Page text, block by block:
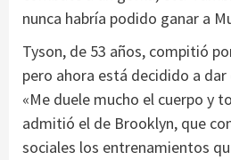
nunca habría podido ganar a
Tyson, de 53 años, compitió
pero ahora está decidido a
«Me duele mucho el cuerpo y
admitió el de Brooklyn, que
sociales los entrenamientos